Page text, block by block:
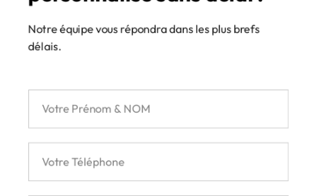
Notre équipe vous répondra dans les plus brefs
délais.